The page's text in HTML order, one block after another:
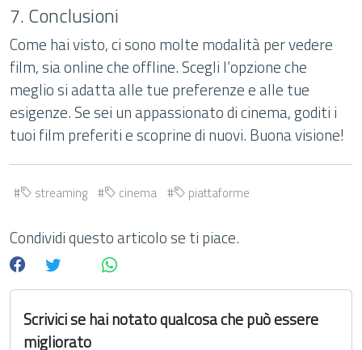
7. Conclusioni
Come hai visto, ci sono molte modalità per vedere
film, sia online che offline. Scegli l’opzione che
meglio si adatta alle tue preferenze e alle tue
esigenze. Se sei un appassionato di cinema, goditi i
tuoi film preferiti e scoprine di nuovi. Buona visione!
streaming cinema piattaforme
Condividi questo articolo se ti piace.
Scrivici se hai notato qualcosa che può essere
migliorato